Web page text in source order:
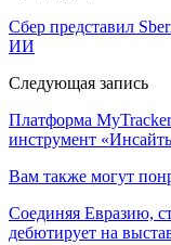
Сбер представил
ИИ
Следующая запись
Платформа
инструмент
Вам также могут
Соединяя Евразию,
дебютирует на